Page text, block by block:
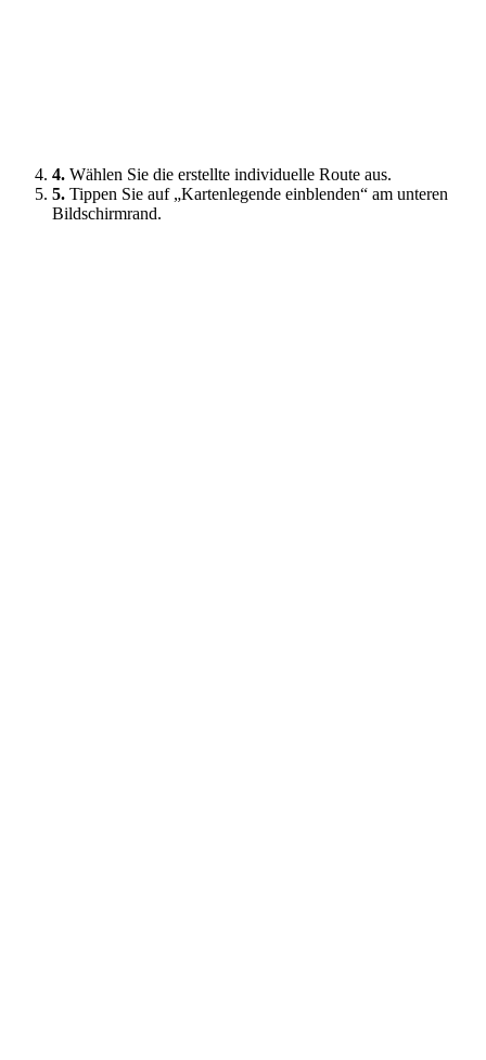
4. Wählen Sie die erstellte individuelle Route aus.
5. Tippen Sie auf „Kartenlegende einblenden“ am unteren
Bildschirmrand.